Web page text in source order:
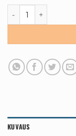
LAUFEY H10 Olive
KUVAUS